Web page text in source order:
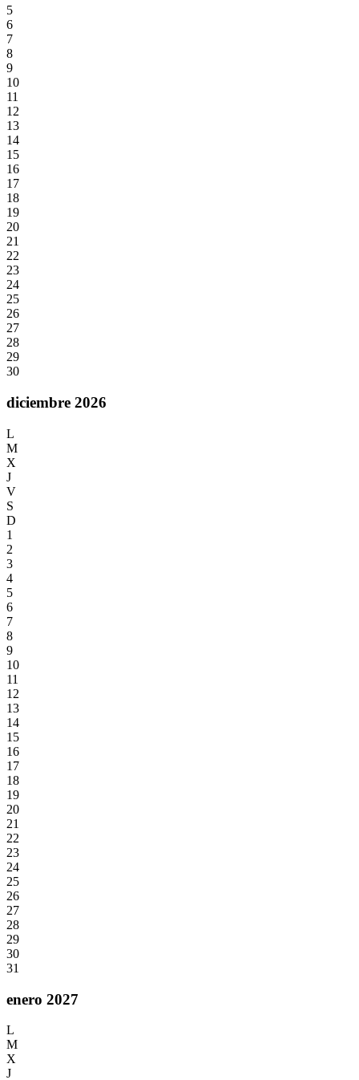
5
6
7
8
9
10
11
12
13
14
15
16
17
18
19
20
21
22
23
24
25
26
27
28
29
30
diciembre 2026
L
M
X
J
V
S
D
1
2
3
4
5
6
7
8
9
10
11
12
13
14
15
16
17
18
19
20
21
22
23
24
25
26
27
28
29
30
31
enero 2027
L
M
X
J